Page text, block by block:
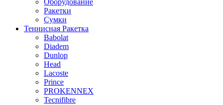
Ракетки
Сумки
Теннисная Ракетка
Babolat
Diadem
Dunlop
Head
Lacoste
Prince
PROKENNEX
Tecnifibre